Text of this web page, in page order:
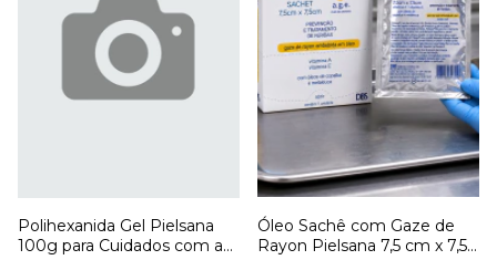
Polihexanida Gel Pielsana
100g para Cuidados com a
Óleo Sachê com Gaze de
Rayon Pielsana 7,5 cm x 7,5